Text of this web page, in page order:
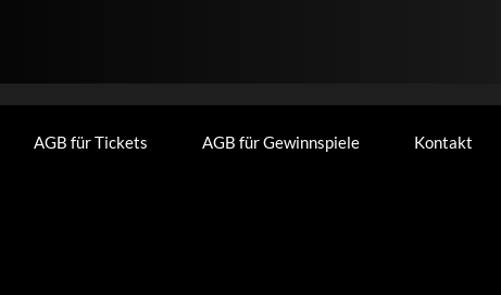
AGB für Tickets AGB für Gewinnspiele Kontakt